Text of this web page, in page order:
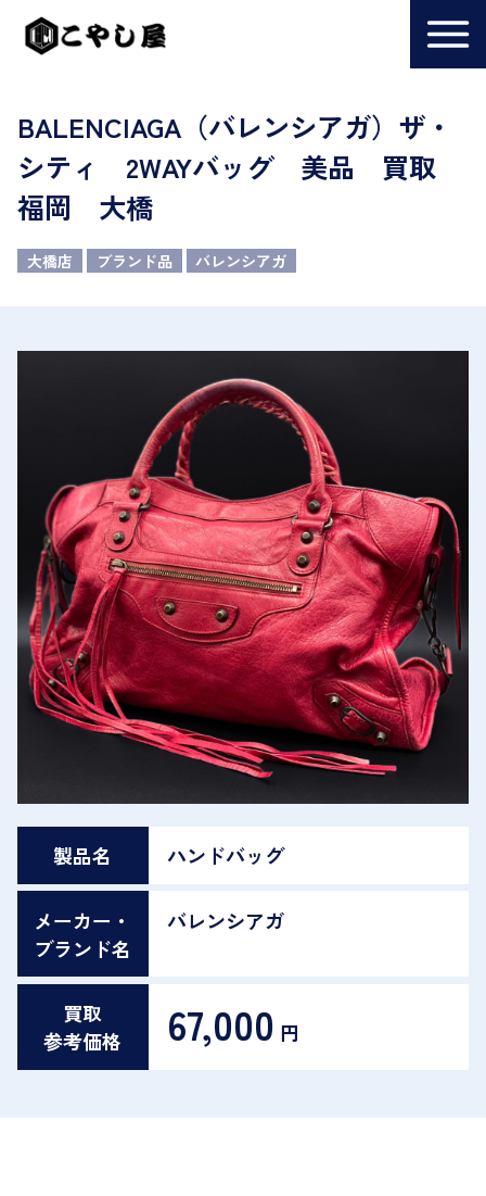
BALENCIAGA（バレンシアガ）ザ・
シティ 2WAYバッグ 美品 買取
福岡 大橋
大橋店 ブランド品 バレンシアガ
製品名 ハンドバッグ
メーカー・
ブランド名
バレンシアガ
買取
参考価格
67,000 円